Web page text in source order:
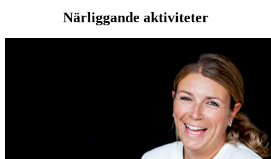
Närliggande aktiviteter